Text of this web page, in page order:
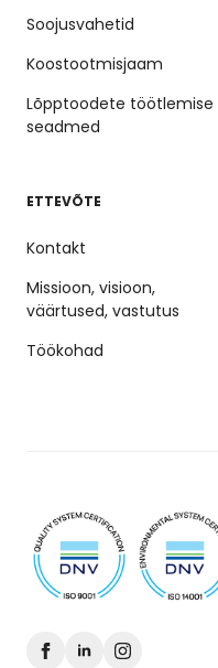
Soojusvahetid
Koostootmisjaam
Lõpptoodete töötlemise
seadmed
ETTEVÕTE
Kontakt
Missioon, visioon,
väärtused, vastutus
Töökohad